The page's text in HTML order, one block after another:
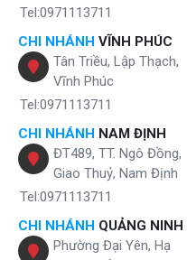
Tính năng cây
Cây nước nóng
thiết kế sang trọng
Là một trong số những dòng
giá cao về mặt thiết kế, Karofi
trang nhã với gam màu trắng
tinh tế.
Tel:0971113711
CHI NHÁNH VĨNH PHÚC
Tân Triều, Lập Thạch,
Vĩnh Phúc
Tel:0971113711
CHI NHÁNH NAM ĐỊNH
ĐT489, TT. Ngô Đồng,
Giao Thuỷ, Nam Định
Tel:0971113711
CHI NHÁNH QUẢNG NINH
Phường Đại Yên, Hạ